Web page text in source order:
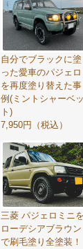
自分でブラックに塗
った愛車のパジェロ
を再度塗り替えた事
例(ミントシャーベッ
ト)
7,950円（税込）
三菱 パジェロミニを
ローデシアブラウン
で刷毛塗り全塗装！